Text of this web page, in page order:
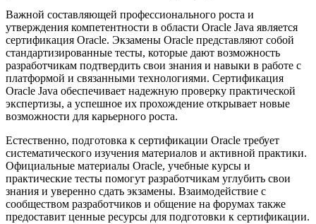
Важной составляющей профессионального роста и
утверждения компетентности в области Oracle Java является
сертификация Oracle. Экзамены Oracle представляют собой
стандартизированные тесты, которые дают возможность
разработчикам подтвердить свои знания и навыки в работе с
платформой и связанными технологиями. Сертификация
Oracle Java обеспечивает надежную проверку практической
экспертизы, а успешное их прохождение открывает новые
возможности для карьерного роста.
Естественно, подготовка к сертификации Oracle требует
систематического изучения материалов и активной практики.
Официальные материалы Oracle, учебные курсы и
практические тесты помогут разработчикам углубить свои
знания и уверенно сдать экзамены. Взаимодействие с
сообществом разработчиков и общение на форумах также
предоставит ценные ресурсы для подготовки к сертификации.